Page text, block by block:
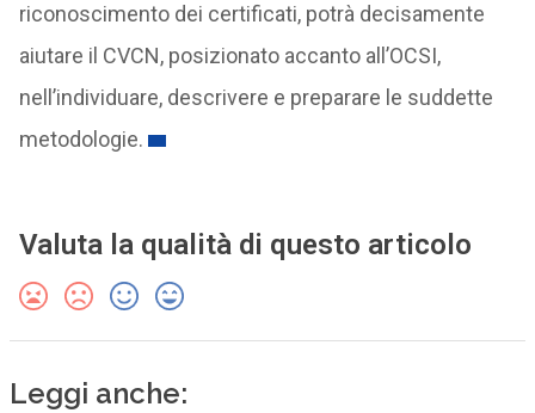
riconoscimento dei certificati, potrà decisamente
aiutare il CVCN, posizionato accanto all’OCSI,
nell’individuare, descrivere e preparare le suddette
metodologie.
Valuta la qualità di questo articolo
Leggi anche: